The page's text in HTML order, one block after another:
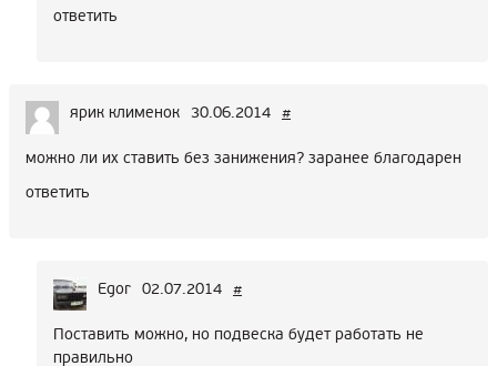
ответить
ярик клименок 30.06.2014 #
можно ли их ставить без занижения? заранее благодарен
ответить
Egor 02.07.2014 #
Поставить можно, но подвеска будет работать не
правильно